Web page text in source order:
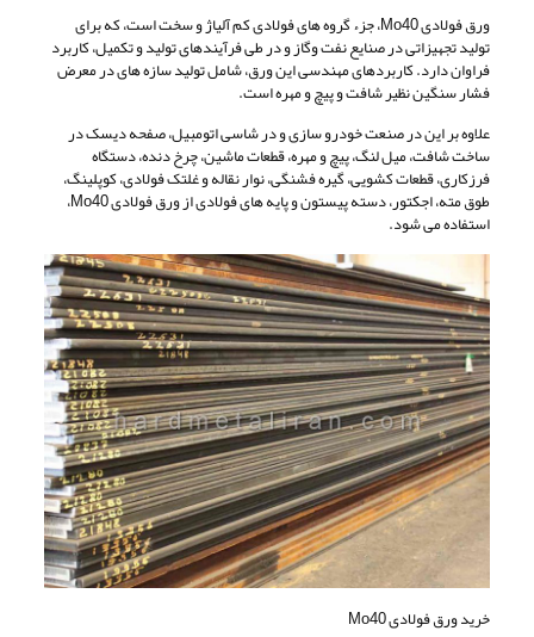
ورق فولادی Mo40، جزء گروه های فولادی کم آلیاژ و سخت است، که برای
تولید تجهیزاتی در صنایع نفت وگاز و در طی فرآیندهای تولید و تکمیل، کاربرد
فراوان دارد. کاربردهای مهندسی این ورق، شامل تولید سازه‌ های در معرض
فشار سنگین نظیر شافت و پیچ و مهره است.
علاوه بر این در صنعت خودرو سازی و در شاسی اتومبیل، صفحه دیسک در
ساخت شافت، میل‌ لنگ، پیچ و مهره، قطعات ماشین، چرخ دنده، دستگاه
فرزکاری، قطعات کشویی، گیره فشنگی، نوار نقاله و غلتک فولادی، کوپلینگ،
طوق مته، اجکتور، دسته پیستون و پایه‌ های فولادی از ورق فولادی Mo40،
استفاده می شود.
خرید ورق فولادی Mo40